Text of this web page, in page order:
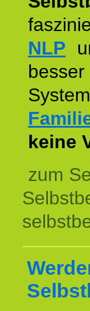
NLP
keine
zum